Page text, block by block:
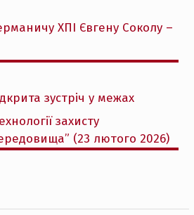
ХПІ Євгену Соколу –
зустріч у межах
захисту
(23 лютого 2026)